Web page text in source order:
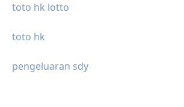
toto hk lotto
toto hk
pengeluaran sdy